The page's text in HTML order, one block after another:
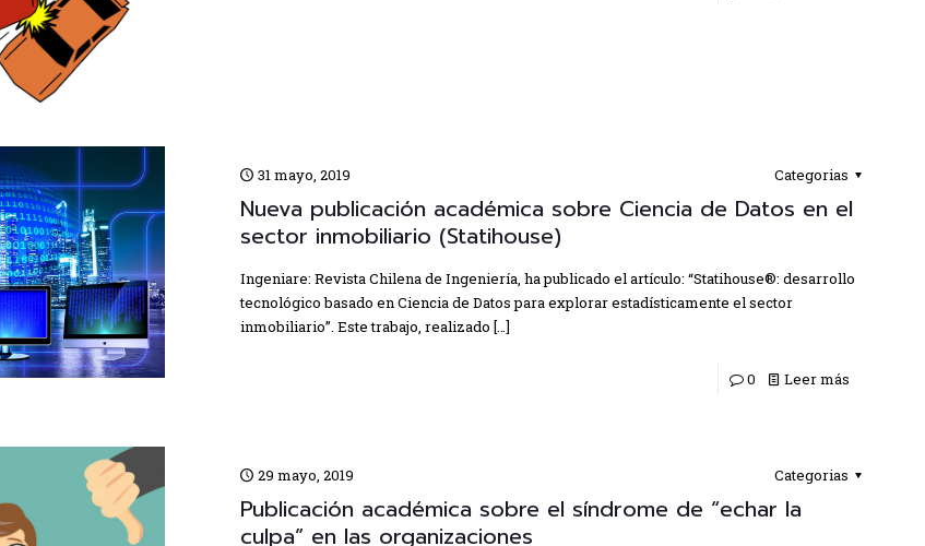
31 mayo, 2019 Categorias
Nueva publicación académica sobre Ciencia de Datos en el
sector inmobiliario (Statihouse)
Ingeniare: Revista Chilena de Ingeniería, ha publicado el artículo: “Statihouse®: desarrollo
tecnológico basado en Ciencia de Datos para explorar estadísticamente el sector
inmobiliario”. Este trabajo, realizado […]
0 Leer más
29 mayo, 2019 Categorias
Publicación académica sobre el síndrome de “echar la
culpa” en las organizaciones